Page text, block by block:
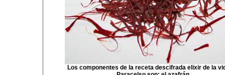
Los componentes de la receta descifrada elixir de la